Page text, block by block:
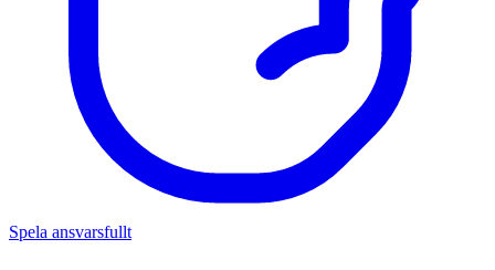
Spela ansvarsfullt